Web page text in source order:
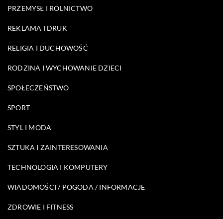
PRZEMYSŁ I ROLNICTWO
REKLAMA I DRUK
RELIGIA I DUCHOWOŚĆ
RODZINA I WYCHOWANIE DZIECI
SPOŁECZEŃSTWO
SPORT
STYL I MODA
SZTUKA I ZAINTERESOWANIA
TECHNOLOGIA I KOMPUTERY
WIADOMOŚCI / POGODA / INFORMACJE
ZDROWIE I FITNESS